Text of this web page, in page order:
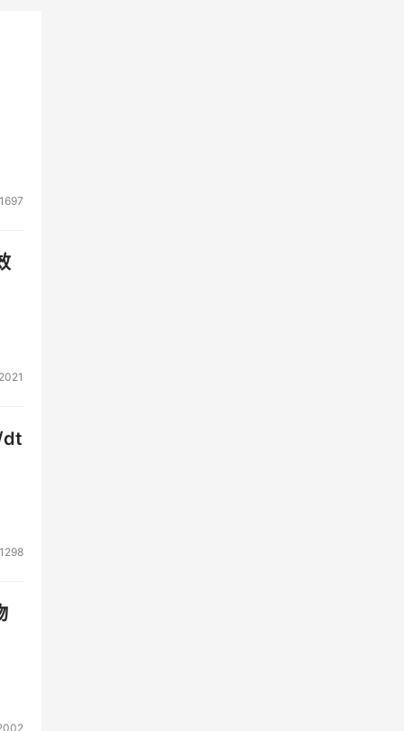
的
果
1697
2021
dt
1298